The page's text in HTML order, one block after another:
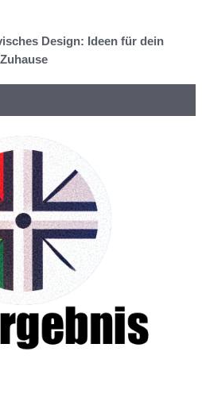
Design: Ideen für dein
Zuhause